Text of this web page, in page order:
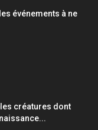
événements à ne
créatures dont